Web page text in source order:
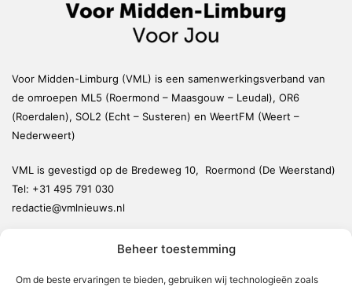
Beheer toestemming
Om de beste ervaringen te bieden, gebruiken wij technologieën zoals
Voor Midden-Limburg (VML) is een samenwerkingsverband van
de omroepen ML5 (Roermond – Maasgouw – Leudal), OR6
(Roerdalen), SOL2 (Echt – Susteren) en WeertFM (Weert –
Nederweert)
VML is gevestigd op de Bredeweg 10, Roermond (De Weerstand)
Tel: +31 495 791 030
redactie@vmlnieuws.nl